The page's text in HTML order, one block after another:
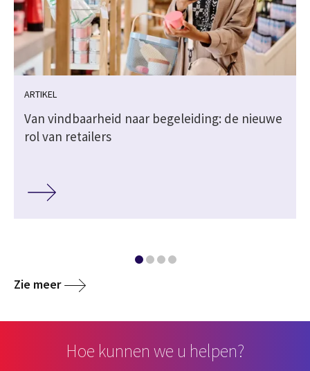
ARTIKEL
Van vindbaarheid naar begeleiding: de nieuwe
rol van retailers
Zie meer
Hoe kunnen we u helpen?